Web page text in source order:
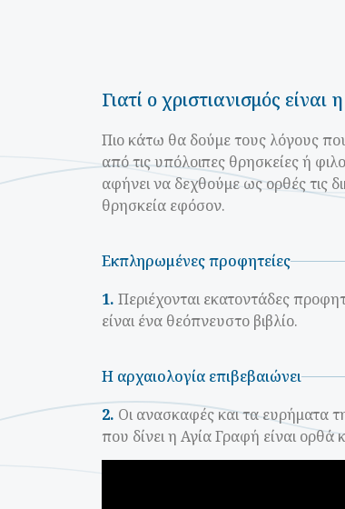
Γιατί ο χριστιανισμός
Πιο κάτω θα δούμε τους λόγους που
από τις υπόλοιπες θρησκείες ή
αφήνει να δεχθούμε ως ορθές τις
θρησκεία εφόσον.
Εκπληρωμένες προφητείες
1. Περιέχονται εκατοντάδες
είναι ένα θεόπνευστο βιβλίο.
Η αρχαιολογία επιβεβαιώνει
2. Οι ανασκαφές και τα ευρήματα
που δίνει η Αγία Γραφή είναι ορθά